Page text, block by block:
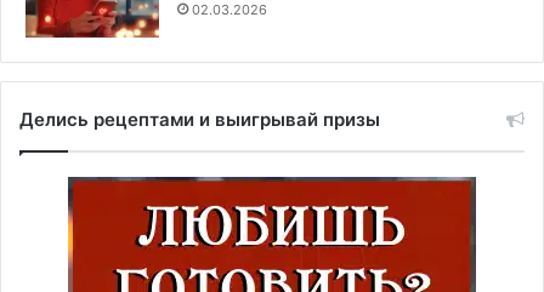
02.03.2026
Делись рецептами и выигрывай призы